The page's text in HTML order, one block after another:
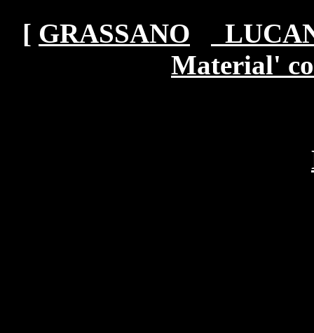
[ GRASSANO
Material'